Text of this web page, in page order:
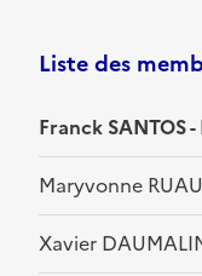
Liste des
Franck SANTOS
Maryvonne
Xavier